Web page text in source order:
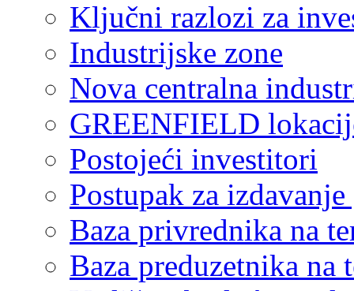
Ključni razlozi za
Industrijske zone
Nova centralna
GREENFIELD
Postojeći investitori
Postupak za
Baza privrednika na
Baza preduzetnika